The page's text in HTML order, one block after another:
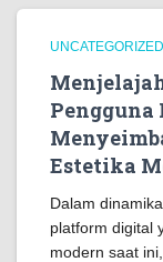
UNCATEGORIZED
Pengguna
Estetika
Dalam
platform digital
modern saat